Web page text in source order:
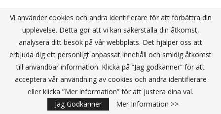
Vi använder cookies och andra identifierare för att förbättra din
upplevelse. Detta gör att vi kan säkerställa din åtkomst,
analysera ditt besök på vår webbplats. Det hjälper oss att
erbjuda dig ett personligt anpassat innehåll och smidig åtkomst
till användbar information. Klicka på ”Jag godkänner” för att
acceptera vår användning av cookies och andra identifierare
eller klicka ”Mer information” för att justera dina val.
Jag Godkänner
Mer Information >>